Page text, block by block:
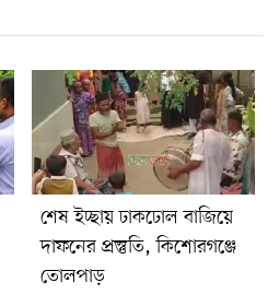
কমেডিয়ান’ আখ্যা দেন।তিনি লেখেন,
ও পরিচয়। কোনো বহিরাগত
ব্যক্তিত্বকে অপমান করবে, তা মেনে
দায়িত্বজ্ঞানহীন বক্তব্য বন্ধ করে
করেন, কিশোরগঞ্জের মানুষের
করা হয়েছে।খায়রুল বাসার তার
কিশোরগঞ্জের গুরুত্বপূর্ণ ও সম্মানিত
নিন্দা ও প্রতিবাদ জানান তিনি।এর
ফজলুর রহমানকে নিয়ে কঠোর
‘কলঙ্ক’ হিসেবে উল্লেখ করেন বলে
শেষ ইচ্ছায় ঢাকঢোল বাজিয়ে
দাফনের প্রস্তুতি, কিশোরগঞ্জে
তোলপাড়